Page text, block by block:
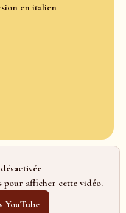
en italien
pour afficher cette vidéo.
YouTube